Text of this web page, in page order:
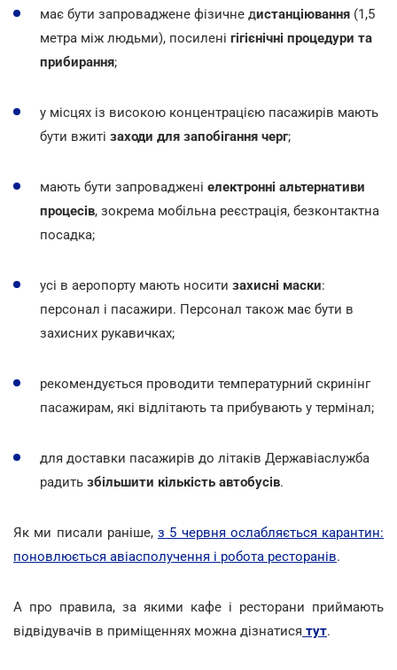
має бути запроваджене фізичне дистанціювання (1,5
метра між людьми), посилені гігієнічні процедури та
прибирання;
у місцях із високою концентрацією пасажирів мають
бути вжиті заходи для запобігання черг;
мають бути запроваджені електронні альтернативи
процесів, зокрема мобільна реєстрація, безконтактна
посадка;
усі в аеропорту мають носити захисні маски:
персонал і пасажири. Персонал також має бути в
захисних рукавичках;
рекомендується проводити температурний скринінг
пасажирам, які відлітають та прибувають у термінал;
для доставки пасажирів до літаків Державіаслужба
радить збільшити кількість автобусів.
Як ми писали раніше, з 5 червня ослабляється карантин:
поновлюється авіасполучення і робота ресторанів.
А про правила, за якими кафе і ресторани приймають
відвідувачів в приміщеннях можна дізнатися тут.